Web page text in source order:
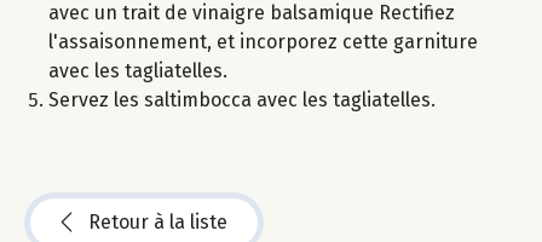
avec un trait de vinaigre balsamique Rectifiez
l'assaisonnement, et incorporez cette garniture
avec les tagliatelles.
Servez les saltimbocca avec les tagliatelles.
Retour à la liste